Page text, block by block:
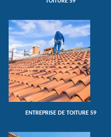
ENTREPRISE DE TOITURE 59